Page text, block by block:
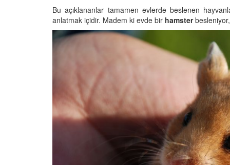
Bu açıklananlar tamamen evlerde beslenen
anlatmak içidir. Madem ki evde bir hamster